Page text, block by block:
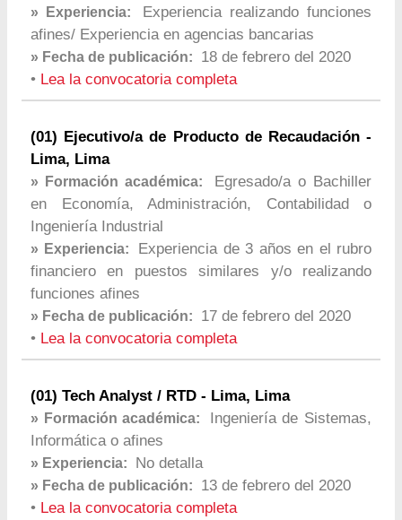
» Experiencia:
Experiencia realizando funciones
afines/ Experiencia en agencias bancarias
» Fecha de publicación:
18 de febrero del 2020
• Lea la convocatoria completa
(01) Ejecutivo/a de Producto de Recaudación -
Lima, Lima
» Formación académica:
Egresado/a o Bachiller
en Economía, Administración, Contabilidad o
Ingeniería Industrial
» Experiencia:
Experiencia de 3 años en el rubro
financiero en puestos similares y/o realizando
funciones afines
» Fecha de publicación:
17 de febrero del 2020
• Lea la convocatoria completa
(01) Tech Analyst / RTD - Lima, Lima
» Formación académica:
Ingeniería de Sistemas,
Informática o afines
» Experiencia: No detalla
» Fecha de publicación:
13 de febrero del 2020
• Lea la convocatoria completa